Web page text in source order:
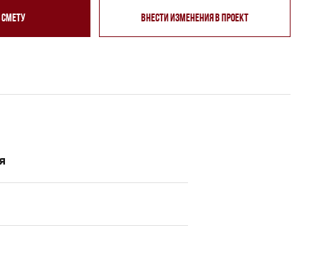
смету Внести изменения в проект